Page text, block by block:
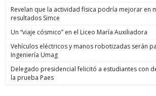
Revelan que la actividad física podría mejorar en
resultados Simce
Un “viaje cósmico” en el Liceo María Auxiliadora
Vehículos eléctricos y manos robotizadas serán
Ingeniería Umag
Delegado presidencial felicitó a estudiantes con
la prueba Paes